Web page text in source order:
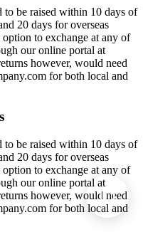
to be raised within 10 days of
20 days for overseas
to exchange at any of
our online portal at
however, would need
for both local and
to be raised within 10 days of
20 days for overseas
to exchange at any of
our online portal at
however, would need
for both local and